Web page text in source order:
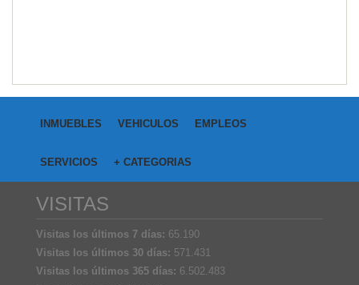
INMUEBLES VEHICULOS EMPLEOS
SERVICIOS + CATEGORIAS
VISITAS
Visitas los últimos 7 días: 65.190
Visitas los últimos 30 días: 571.431
Visitas los últimos 365 días: 6.502.483